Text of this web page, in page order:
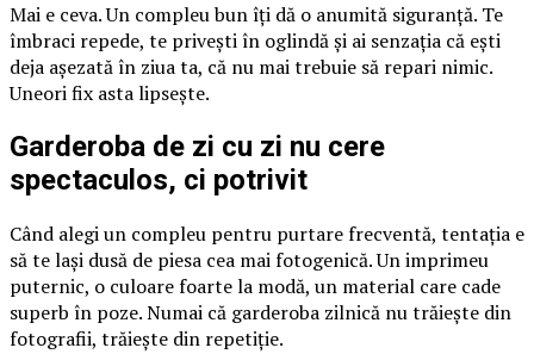
Mai e ceva. Un compleu bun îți dă o anumită siguranță. Te
îmbraci repede, te privești în oglindă și ai senzația că ești
deja așezată în ziua ta, că nu mai trebuie să repari nimic.
Uneori fix asta lipsește.
Garderoba de zi cu zi nu cere
spectaculos, ci potrivit
Când alegi un compleu pentru purtare frecventă, tentația e
să te lași dusă de piesa cea mai fotogenică. Un imprimeu
puternic, o culoare foarte la modă, un material care cade
superb în poze. Numai că garderoba zilnică nu trăiește din
fotografii, trăiește din repetiție.